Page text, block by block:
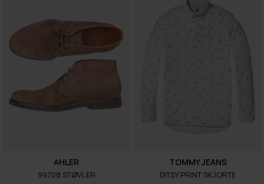
AHLER
99708 STØVLER
TOMMY JEANS
DITSY PRINT SKJORTE